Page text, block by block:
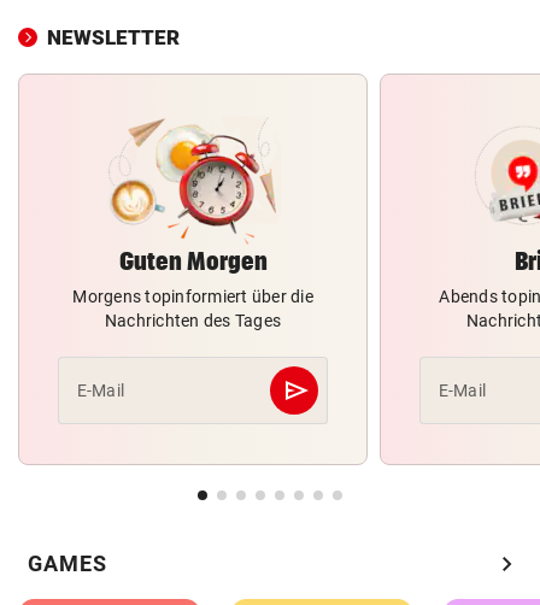
NEWSLETTER
Guten Morgen
Morgens topinformiert über die
Nachrichten des Tages
E-Mail send
Abschicken
Abends
E-Mail
GAMES chevron_right